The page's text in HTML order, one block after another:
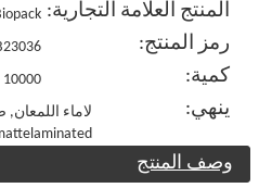
المنتج العلامة التجارية:
رمز المنتج:
كمية: 10000
ينهي:
لاماء
وصف المنتج